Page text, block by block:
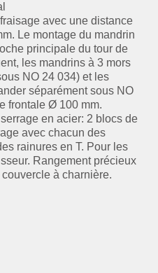
avec une distance
Le montage du mandrin
principale du tour de
les mandrins à 3 mors
NO 24 034) et les
séparément sous NO
frontale Ø 100 mm.
en acier: 2 blocs de
avec chacun des
rainures en T. Pour les
Rangement précieux
à charnière.